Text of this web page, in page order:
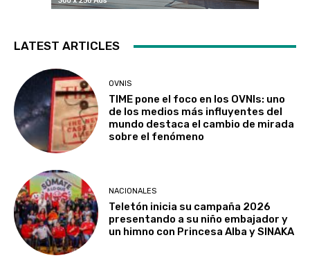
LATEST ARTICLES
OVNIS
TIME pone el foco en los OVNIs: uno
de los medios más influyentes del
mundo destaca el cambio de mirada
sobre el fenómeno
NACIONALES
Teletón inicia su campaña 2026
presentando a su niño embajador y
un himno con Princesa Alba y SINAKA